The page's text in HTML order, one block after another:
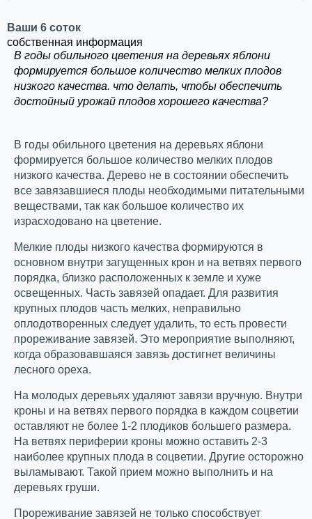
Ваши 6 соток
собственная информация
В годы обильного цветения на деревьях яблони
формируется большое количество мелких плодов
низкого качества. что делать, чтобы обеспечить
достойный урожай плодов хорошего качества?
В годы обильного цветения на деревьях яблони
формируется большое количество мелких плодов
низкого качества. Дерево не в состоянии обеспечить
все завязавшиеся плоды необходимыми питательными
веществами, так как большое количество их
израсходовано на цветение.
Мелкие плоды низкого качества формируются в
основном внутри загущенных крон и на ветвях первого
порядка, близко расположенных к земле и хуже
освещенных. Часть завязей опадает. Для развития
крупных плодов часть мелких, неправильно
оплодотворенных следует удалить, то есть провести
прореживание завязей. Это мероприятие выполняют,
когда образовавшаяся завязь достигнет величины
лесного ореха.
На молодых деревьях удаляют завязи вручную. Внутри
кроны и на ветвях первого порядка в каждом соцветии
оставляют не более 1-2 плодиков большего размера.
На ветвях периферии кроны можно оставить 2-3
наиболее крупных плода в соцветии. Другие осторожно
выламывают. Такой прием можно выполнить и на
деревьях груши.
Прореживание завязей не только способствует